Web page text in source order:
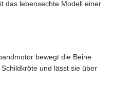
das lebensechte Modell einer
bewegt die Beine
und lässt sie über